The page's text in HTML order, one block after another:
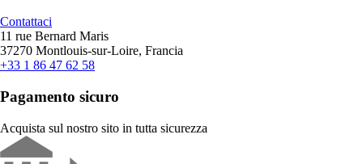
Contattaci
11 rue Bernard Maris
37270 Montlouis-sur-Loire, Francia
+33 1 86 47 62 58
Pagamento sicuro
Acquista sul nostro sito in tutta sicurezza